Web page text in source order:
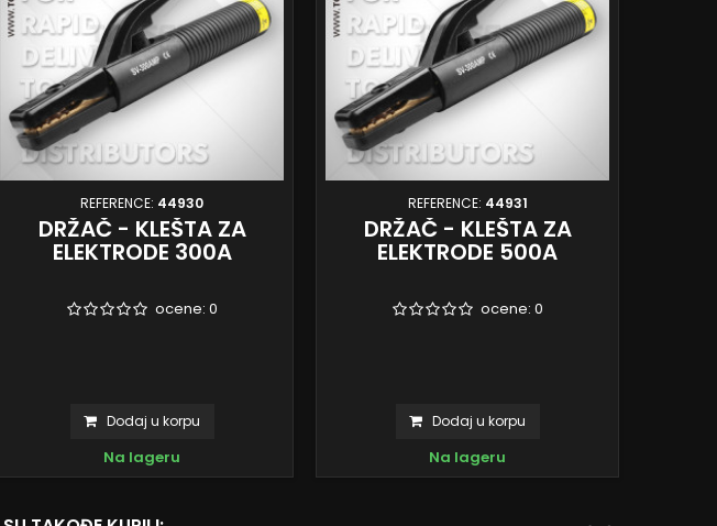
REFERENCE: 44930
DRŽAČ - KLEŠTA ZA
ELEKTRODE 300A
ocene: 0
Dodaj u korpu
Na lageru
REFERENCE: 44931
DRŽAČ - KLEŠTA ZA
ELEKTRODE 500A
ocene: 0
Dodaj u korpu
Na lageru